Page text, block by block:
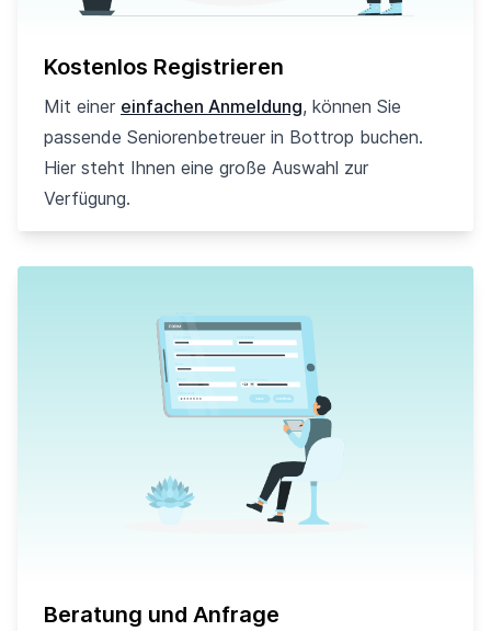
Kostenlos Registrieren
Mit einer einfachen Anmeldung, können Sie
passende Seniorenbetreuer in Bottrop buchen.
Hier steht Ihnen eine große Auswahl zur
Verfügung.
Beratung und Anfrage